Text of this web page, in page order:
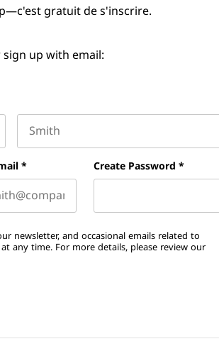
gratuit de s'inscrire.
sign up with email:
* Create Password *
newsletter, and occasional emails related to
any time. For more details, please review our